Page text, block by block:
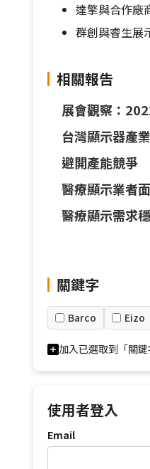
達擎與合作廠
群創與睿生展
相關報告
展會觀察：
台灣顯示器產
避開產能競爭
醫療顯示業者
醫療顯示需求
關鍵字
Barco Eizo
加入已選取到「關鍵
使用者登入
Email